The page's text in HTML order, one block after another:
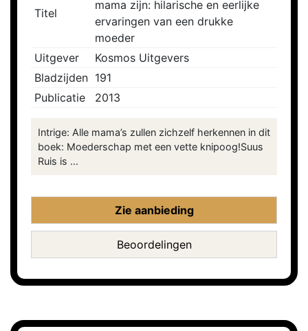
Titel
mama zijn: hilarische en eerlijke
ervaringen van een drukke
moeder
Uitgever
Kosmos Uitgevers
Bladzijden 191
Publicatie
2013
Intrige: Alle mama’s zullen zichzelf herkennen in dit
boek: Moederschap met een vette knipoog!Suus
Ruis is ...
Zie aanbieding
Beoordelingen